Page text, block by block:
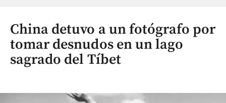
China detuvo a un fotógrafo por
tomar desnudos en un lago
sagrado del Tíbet